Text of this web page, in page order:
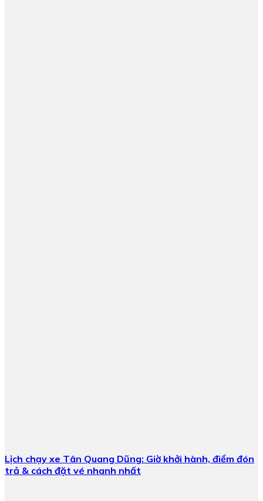
Lịch chạy xe Tân Quang Dũng: Giờ khởi hành, điểm đón
trả & cách đặt vé nhanh nhất